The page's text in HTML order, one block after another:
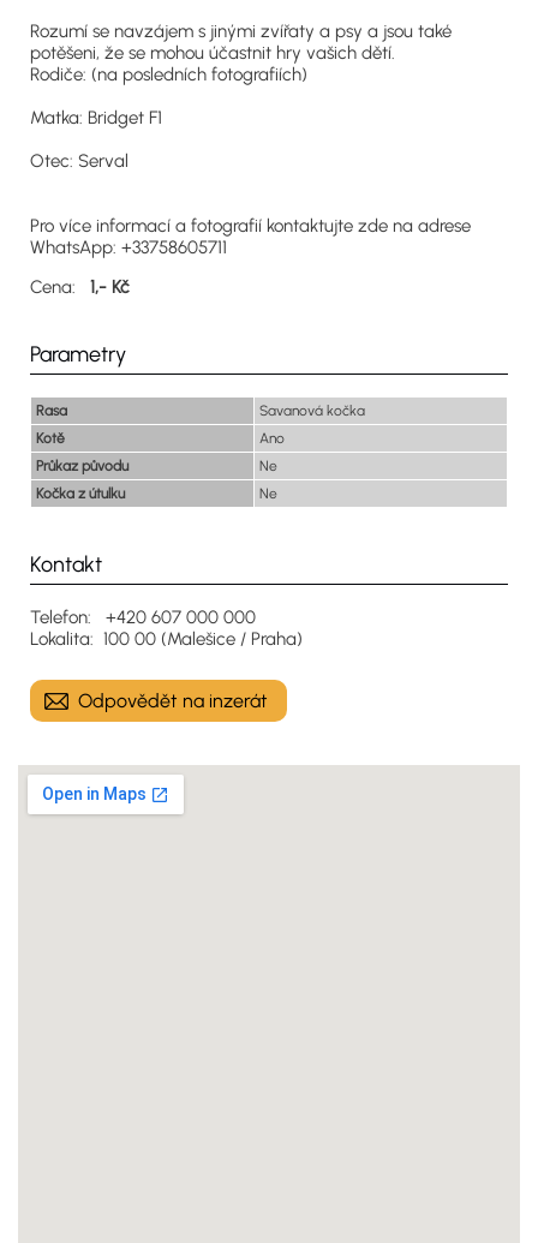
Rozumí se navzájem s jinými zvířaty a psy a jsou také
potěšeni, že se mohou účastnit hry vašich dětí.
Rodiče: (na posledních fotografiích)
Matka: Bridget F1
Otec: Serval
Pro více informací a fotografií kontaktujte zde na adrese
WhatsApp: +33758605711
Cena: 1,- Kč
Parametry
Rasa
Savanová kočka
Kotě
Ano
Průkaz původu
Ne
Kočka z útulku
Ne
Kontakt
Telefon: +420 607 000 000
Lokalita: 100 00 (Malešice / Praha)
Odpovědět na inzerát